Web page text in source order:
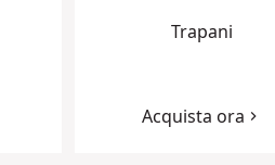
Trapani
Acquista ora